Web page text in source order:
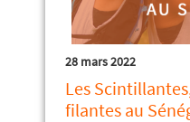
28 mars 2022
Les
filantes au